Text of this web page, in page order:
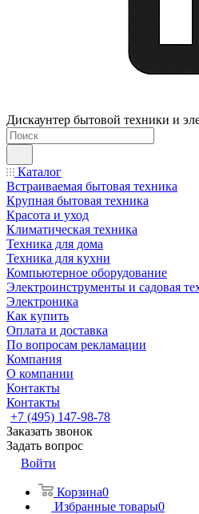
Дискаунтер бытовой техники и
Каталог
Встраиваемая бытовая техника
Крупная бытовая техника
Красота и уход
Климатическая техника
Техника для дома
Техника для кухни
Компьютерное оборудование
Электроинструменты и садовая
Электроника
Как купить
Оплата и доставка
По вопросам рекламации
Компания
О компании
Контакты
Контакты
+7 (495) 147-98-78
Заказать звонок
Задать вопрос
Войти
Корзина0
Избранные товары0